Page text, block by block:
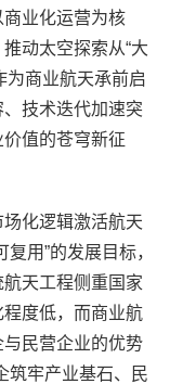
业化运营为核
动太空探索从“大
为商业航天承前启
技术迭代加速突
值的苍穹新征
化逻辑激活航天
用”的发展目标，
天工程侧重国家
度低，而商业航
民营企业的优势
筑牢产业基石、民